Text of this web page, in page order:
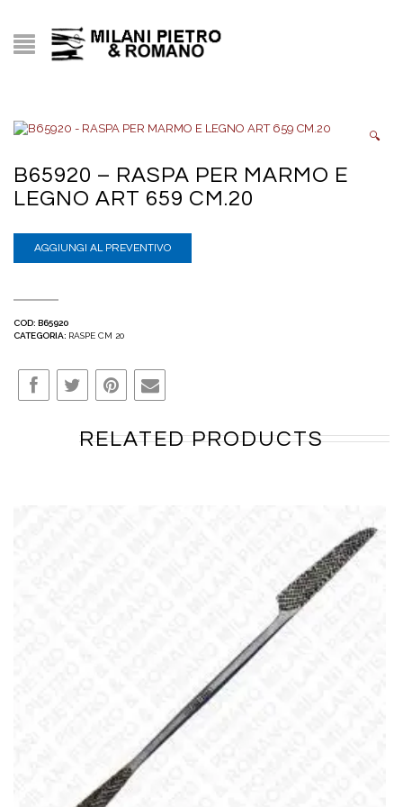
🔍
B65920 – RASPA PER MARMO E
LEGNO ART 659 CM.20
AGGIUNGI AL PREVENTIVO
COD: B65920
CATEGORIA: RASPE CM 20
RELATED PRODUCTS